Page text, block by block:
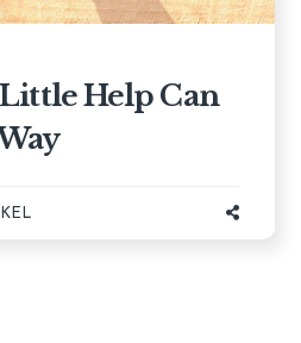
Help Can